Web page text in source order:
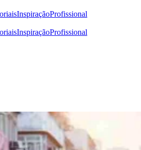
InspiraçãoProfissional
InspiraçãoProfissional